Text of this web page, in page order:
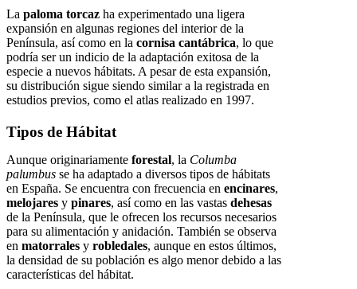
La paloma torcaz ha experimentado una ligera
expansión en algunas regiones del interior de la
Península, así como en la cornisa cantábrica, lo que
podría ser un indicio de la adaptación exitosa de la
especie a nuevos hábitats. A pesar de esta expansión,
su distribución sigue siendo similar a la registrada en
estudios previos, como el atlas realizado en 1997.
Tipos de Hábitat
Aunque originariamente forestal, la Columba
palumbus se ha adaptado a diversos tipos de hábitats
en España. Se encuentra con frecuencia en encinares,
melojares y pinares, así como en las vastas dehesas
de la Península, que le ofrecen los recursos necesarios
para su alimentación y anidación. También se observa
en matorrales y robledales, aunque en estos últimos,
la densidad de su población es algo menor debido a las
características del hábitat.